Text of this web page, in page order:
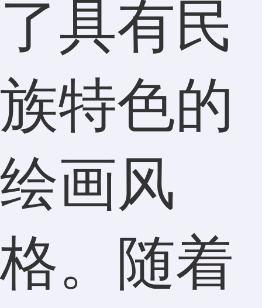
了具有民
族特色的
绘画风
格。随着